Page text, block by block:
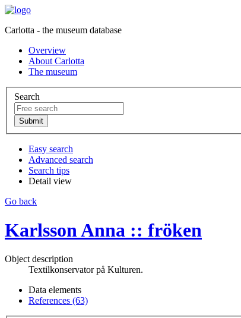
Carlotta - the museum database
Overview
About Carlotta
The museum
Search
Easy search
Advanced search
Search tips
Detail view
Go back
Karlsson Anna :: fröken
Object description
Textilkonservator på Kulturen.
Data elements
References (63)